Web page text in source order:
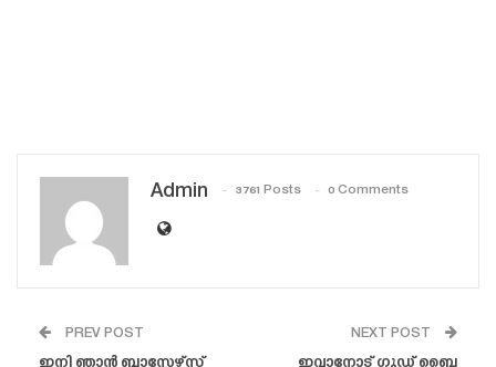
Admin 3761 Posts 0 Comments
PREV POST NEXT POST